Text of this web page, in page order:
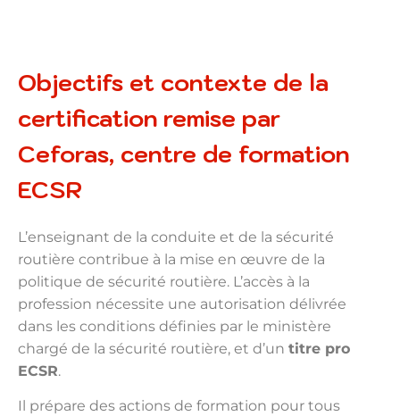
Objectifs et contexte de la
certification remise par
Ceforas, centre de formation
ECSR
L’enseignant de la conduite et de la sécurité
routière contribue à la mise en œuvre de la
politique de sécurité routière. L’accès à la
profession nécessite une autorisation délivrée
dans les conditions définies par le ministère
chargé de la sécurité routière, et d’un titre pro
ECSR.
Il prépare des actions de formation pour tous